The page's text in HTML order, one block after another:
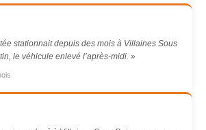
stationnait depuis des mois à Villaines Sous
le véhicule enlevé l’après-midi. »